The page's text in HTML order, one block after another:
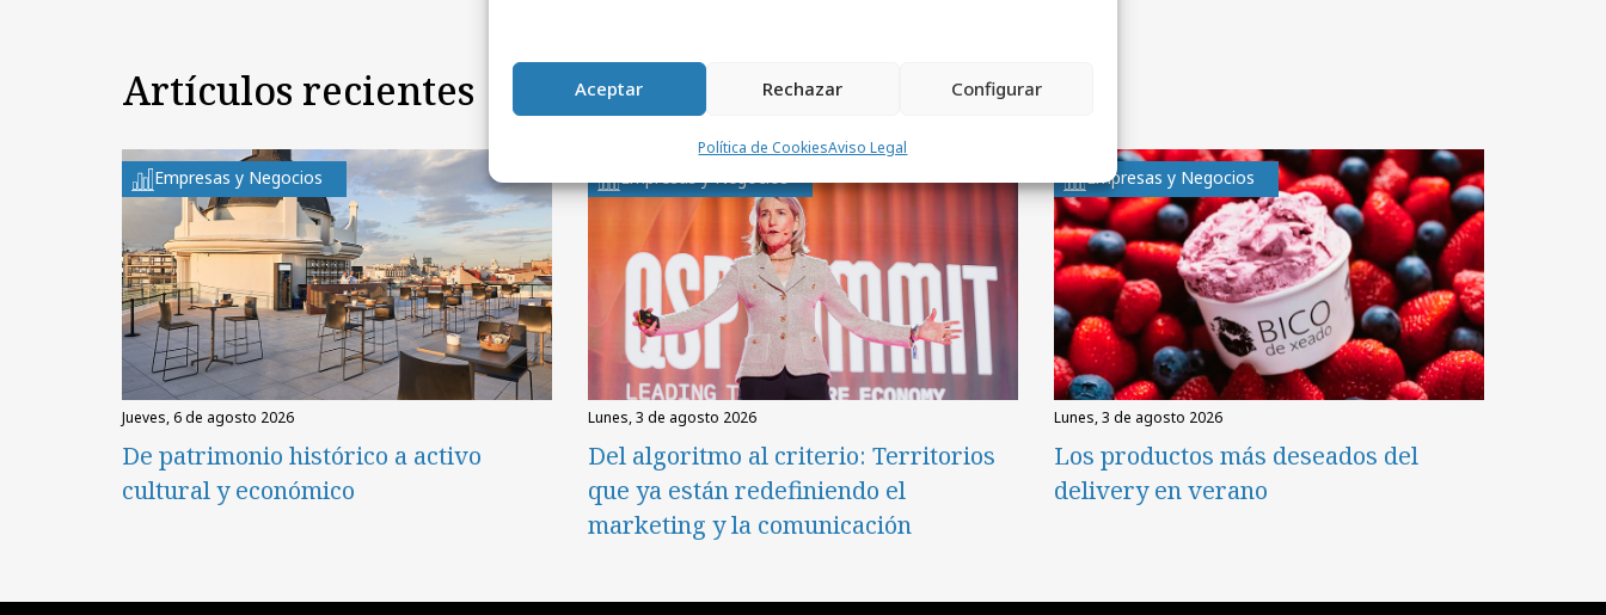
Aceptar Rechazar Configurar
Política de CookiesAviso Legal
Artículos recientes
Empresas y Negocios
jueves, 6 de agosto 2026
De patrimonio histórico a activo
cultural y económico
Empresas y Negocios
lunes, 3 de agosto 2026
Del algoritmo al criterio: Territorios
que ya están redefiniendo el
marketing y la comunicación
Empresas y Negocios
lunes, 3 de agosto 2026
Los productos más deseados del
delivery en verano